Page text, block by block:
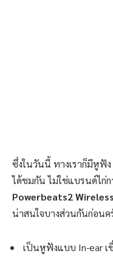
ซึ่งในวันนี้ ทางเราก็มีหูฟั
ได้ชมกัน ไม่ใช่แบรนด์ไก่
Powerbeats2
น่าสนใจบางส่วนกันก่อนค
เป็นหูฟังแบบ In-ear